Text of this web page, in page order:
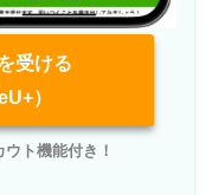
受ける
）
ト機能付き！